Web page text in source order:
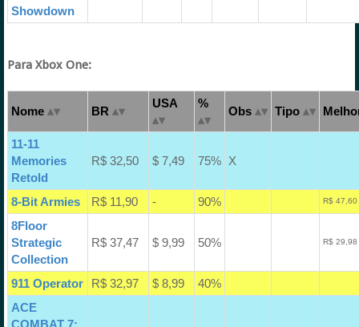
Showdown
Para Xbox One:
Nome BR
USA %
Obs Tipo
11-11
Memories
Retold
R$ 32,50 $ 7,49 75% X
8-Bit Armies R$ 11,90 - 90% R$
8Floor
Strategic
Collection
R$ 37,47 $ 9,99 50% R$
911 Operator R$ 32,97 $ 8,99
40%
ACE
COMBAT 7: